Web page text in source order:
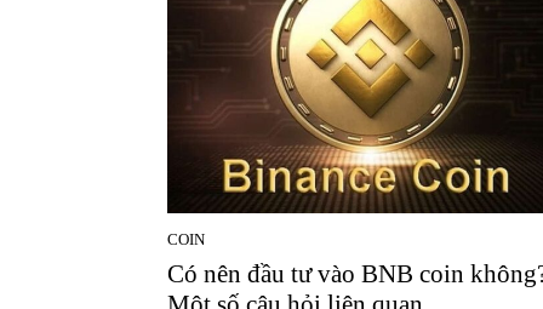
COIN
Có nên đầu tư vào BNB coin